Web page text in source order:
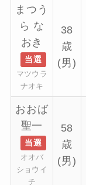
まつう
ら な
おき
当選
マツウラ
ナオキ
38
歳
(男)
おおば
聖一
当選
オオバ
ショウイ
チ
58
歳
(男)